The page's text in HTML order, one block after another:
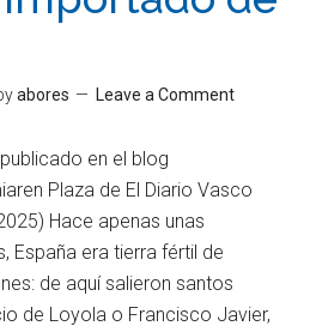
abores Leave a Comment
en el blog
Plaza de El Diario Vasco
Hace apenas unas
España era tierra fértil de
de aquí salieron santos
de Loyola o Francisco Javier,